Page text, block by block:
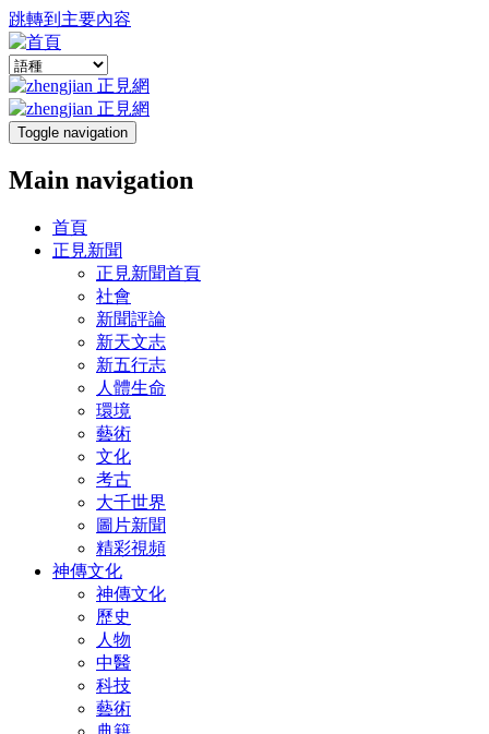
跳轉到主要內容
Toggle navigation
Main navigation
首頁
正見新聞
正見新聞首頁
社會
新聞評論
新天文志
新五行志
人體生命
環境
藝術
文化
考古
大千世界
圖片新聞
精彩視頻
神傳文化
神傳文化
歷史
人物
中醫
科技
藝術